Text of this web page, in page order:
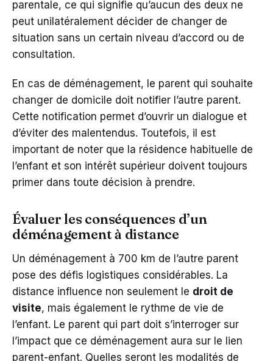
parentale, ce qui signifie qu’aucun des deux ne
peut unilatéralement décider de changer de
situation sans un certain niveau d’accord ou de
consultation.
En cas de déménagement, le parent qui souhaite
changer de domicile doit notifier l’autre parent.
Cette notification permet d’ouvrir un dialogue et
d’éviter des malentendus. Toutefois, il est
important de noter que la résidence habituelle de
l’enfant et son intérêt supérieur doivent toujours
primer dans toute décision à prendre.
Évaluer les conséquences d’un
déménagement à distance
Un déménagement à 700 km de l’autre parent
pose des défis logistiques considérables. La
distance influence non seulement le droit de
visite, mais également le rythme de vie de
l’enfant. Le parent qui part doit s’interroger sur
l’impact que ce déménagement aura sur le lien
parent-enfant. Quelles seront les modalités de